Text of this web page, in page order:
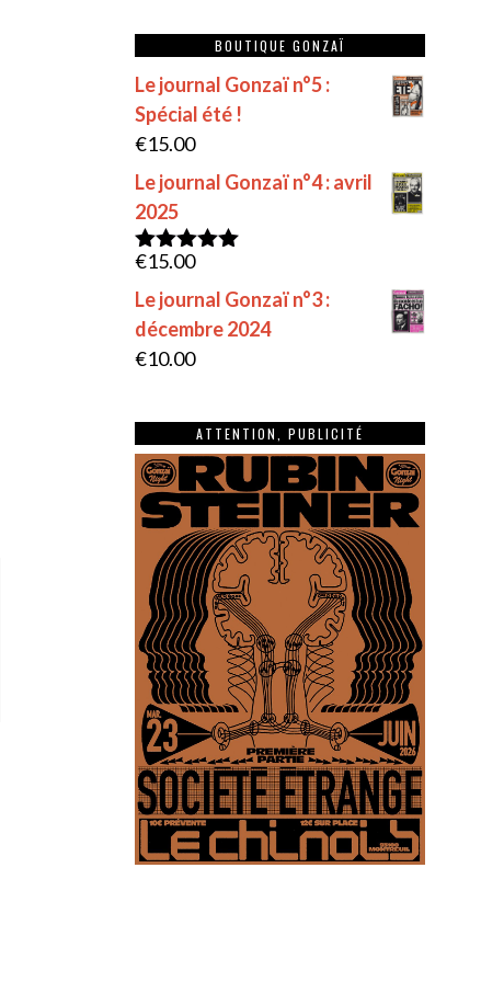
BOUTIQUE GONZAÏ
Le journal Gonzaï n°5 :
Spécial été !
€15.00
Le journal Gonzaï n°4 : avril
2025
Note5.00
€15.00
Le journal Gonzaï n°3 :
décembre 2024
€10.00
ATTENTION, PUBLICITÉ